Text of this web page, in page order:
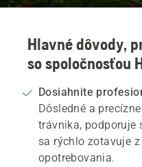
Hlavné dôvody,
so spoločnosťou
Dosiahnite
Dôsledné a
trávnika, podporuje
sa rýchlo zotavuje
opotrebovania.